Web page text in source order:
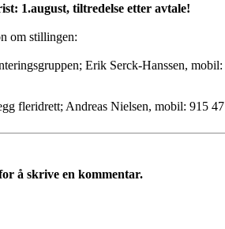
1.august, tiltredelse etter avtale!
om stillingen:
Erik Serck-Hanssen,
fleridrett; Andreas Nielsen, mobil: 915
å skrive en kommentar.